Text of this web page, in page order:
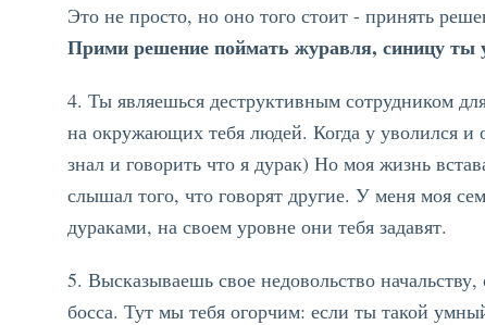
Это не просто, но оно того стоит - принять
Прими решение поймать журавля, синицу ты
4. Ты являешься деструктивным сотрудником
на окружающих тебя людей. Когда у уволился и
знал и говорить что я дурак) Но моя жизнь
слышал того, что говорят другие. У меня моя
дураками, на своем уровне они тебя задавят.
5. Высказываешь свое недовольство
босса. Тут мы тебя огорчим: если ты такой